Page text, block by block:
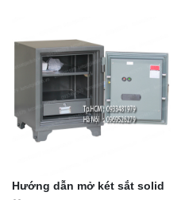
Hướng dẫn mở két sắt solid